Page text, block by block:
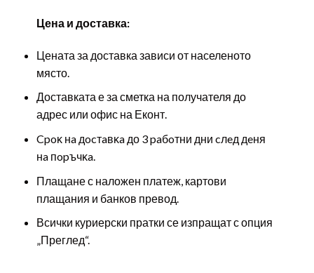
Цена и доставка:
Цената за доставка зависи от населеното
място.
Доставката е за сметка на получателя до
адрес или офис на Еконт.
Cpoĸ нa дocтaвĸa до 3 paбoтни дни cлeд дeня
нa пopъчĸa.
Плащане с наложен платеж, картови
плащания и банков превод.
Всички куриерски пратки се изпращат с опция
„Преглед“.